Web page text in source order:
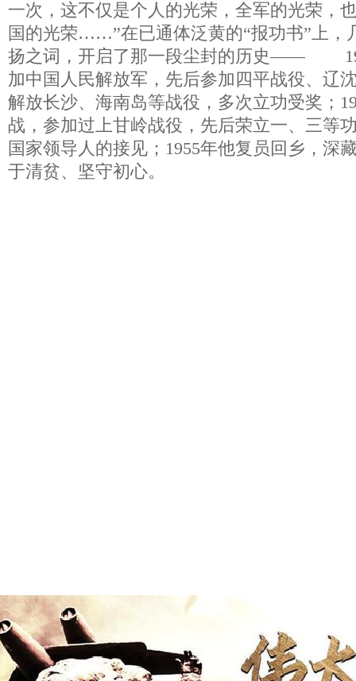
一次，这不仅是个人的光荣，全军的光荣，
国的光荣……”在已通体泛黄的“报功书”上，
扬之词，开启了那一段尘封的历史——
加中国人民解放军，先后参加四平战役、辽
解放长沙、海南岛等战役，多次立功受奖；
战，参加过上甘岭战役，先后荣立一、三等
国家领导人的接见；1955年他复员回乡，深
于清贫、坚守初心。